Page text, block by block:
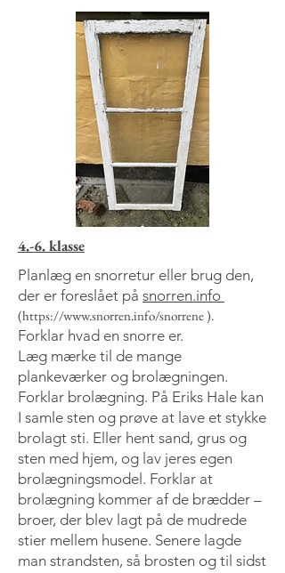
4.-6. klasse
Planlæg en snorretur eller brug den,
der er foreslået på snorren.info
(https://www.snorren.info/snorrene ).
Forklar hvad en snorre er.
Læg mærke til de mange
plankeværker og brolægningen.
Forklar brolægning. På Eriks Hale kan
I samle sten og prøve at lave et stykke
brolagt sti. Eller hent sand, grus og
sten med hjem, og lav jeres egen
brolægningsmodel. Forklar at
brolægning kommer af de brædder –
broer, der blev lagt på de mudrede
stier mellem husene. Senere lagde
man strandsten, så brosten og til sidst